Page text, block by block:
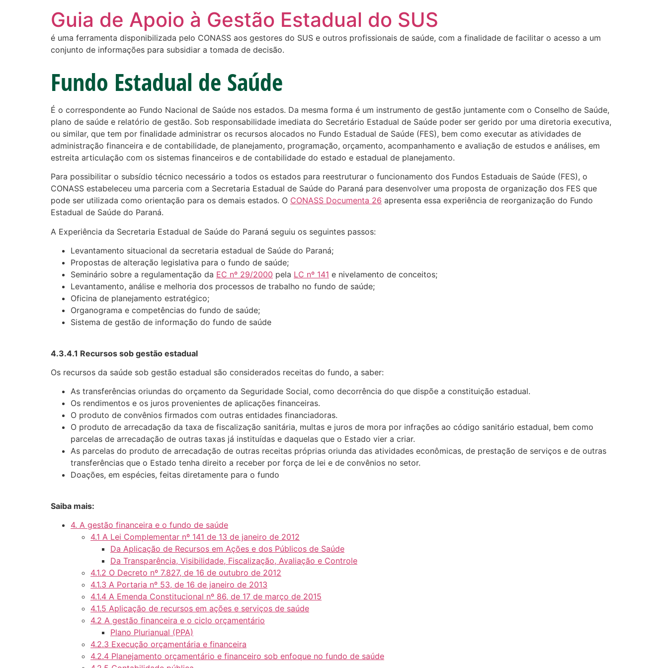
Guia de Apoio à Gestão Estadual do SUS
é uma ferramenta disponibilizada pelo CONASS aos gestores do SUS e outros profissionais de saúde, com a finalidade de facilitar o acesso a um
conjunto de informações para subsidiar a tomada de decisão.
Fundo Estadual de Saúde
É o correspondente ao Fundo Nacional de Saúde nos estados. Da mesma forma é um instrumento de gestão juntamente com o Conselho de Saúde,
plano de saúde e relatório de gestão. Sob responsabilidade imediata do Secretário Estadual de Saúde poder ser gerido por uma diretoria executiva,
ou similar, que tem por finalidade administrar os recursos alocados no Fundo Estadual de Saúde (FES), bem como executar as atividades de
administração financeira e de contabilidade, de planejamento, programação, orçamento, acompanhamento e avaliação de estudos e análises, em
estreita articulação com os sistemas financeiros e de contabilidade do estado e estadual de planejamento.
Para possibilitar o subsídio técnico necessário a todos os estados para reestruturar o funcionamento dos Fundos Estaduais de Saúde (FES), o
CONASS estabeleceu uma parceria com a Secretaria Estadual de Saúde do Paraná para desenvolver uma proposta de organização dos FES que
pode ser utilizada como orientação para os demais estados. O CONASS Documenta 26 apresenta essa experiência de reorganização do Fundo
Estadual de Saúde do Paraná.
A Experiência da Secretaria Estadual de Saúde do Paraná seguiu os seguintes passos:
Levantamento situacional da secretaria estadual de Saúde do Paraná;
Propostas de alteração legislativa para o fundo de saúde;
Seminário sobre a regulamentação da EC nº 29/2000 pela LC nº 141 e nivelamento de conceitos;
Levantamento, análise e melhoria dos processos de trabalho no fundo de saúde;
Oficina de planejamento estratégico;
Organograma e competências do fundo de saúde;
Sistema de gestão de informação do fundo de saúde
4.3.4.1 Recursos sob gestão estadual
Os recursos da saúde sob gestão estadual são considerados receitas do fundo, a saber:
As transferências oriundas do orçamento da Seguridade Social, como decorrência do que dispõe a constituição estadual.
Os rendimentos e os juros provenientes de aplicações financeiras.
O produto de convênios firmados com outras entidades financiadoras.
O produto de arrecadação da taxa de fiscalização sanitária, multas e juros de mora por infrações ao código sanitário estadual, bem como
parcelas de arrecadação de outras taxas já instituídas e daquelas que o Estado vier a criar.
As parcelas do produto de arrecadação de outras receitas próprias oriunda das atividades econômicas, de prestação de serviços e de outras
transferências que o Estado tenha direito a receber por força de lei e de convênios no setor.
Doações, em espécies, feitas diretamente para o fundo
Saiba mais:
4. A gestão financeira e o fundo de saúde
4.1 A Lei Complementar nº 141 de 13 de janeiro de 2012
Da Aplicação de Recursos em Ações e dos Públicos de Saúde
Da Transparência, Visibilidade, Fiscalização, Avaliação e Controle
4.1.2 O Decreto nº 7.827, de 16 de outubro de 2012
4.1.3 A Portaria nº 53, de 16 de janeiro de 2013
4.1.4 A Emenda Constitucional nº 86, de 17 de março de 2015
4.1.5 Aplicação de recursos em ações e serviços de saúde
4.2 A gestão financeira e o ciclo orçamentário
Plano Plurianual (PPA)
4.2.3 Execução orçamentária e financeira
4.2.4 Planejamento orçamentário e financeiro sob enfoque no fundo de saúde